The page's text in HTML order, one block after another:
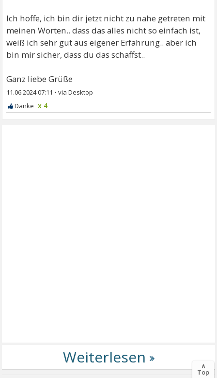
Ich hoffe, ich bin dir jetzt nicht zu nahe getreten mit
meinen Worten.. dass das alles nicht so einfach ist,
weiß ich sehr gut aus eigener Erfahrung.. aber ich
bin mir sicher, dass du das schaffst..
Ganz liebe Grüße
11.06.2024 07:11 •
x 4
∧
Top